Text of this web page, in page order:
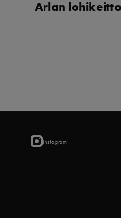
Arlan lohikeitto
Instagram